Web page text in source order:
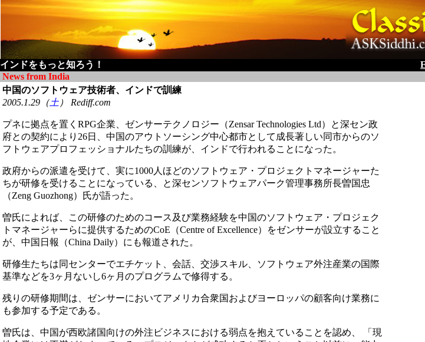
インドをもっと知ろう！
News from India
中国のソフトウェア技術者、インドで訓練
2005.1.29（土 ） Rediff.com
プネに拠点を置くRPG企業、ゼンサーテクノロジー（Zensar Technologies Ltd）と深セン政
府との契約により26日、中国のアウトソーシング中心都市として成長著しい同市からのソ
フトウェアプロフェッショナルたちの訓練が、インドで行われることになった。
政府からの派遣を受けて、実に1000人ほどのソフトウェア・プロジェクトマネージャーた
ちが研修を受けることになっている、と深センソフトウェアパーク管理事務所長曽国忠
（Zeng Guozhong）氏が語った。
曽氏によれば、この研修のためのコース及び業務経験を中国のソフトウェア・プロジェク
トマネージャーらに提供するためのCoE（Centre of Excellence）をゼンサーが設立すること
が、中国日報（China Daily）にも報道された。
研修生たちは同センターでエチケット、会話、交渉スキル、ソフトウェア外注産業の国際
基準などを3ヶ月ないし6ヶ月のプログラムで修得する。
残りの研修期間は、ゼンサーにおいてアメリカ合衆国およびヨーロッパの顧客向け業務に
も参加する予定である。
曽氏は、中国が西欧諸国向けの外注ビジネスにおける弱点を抱えていることを認め、 「現